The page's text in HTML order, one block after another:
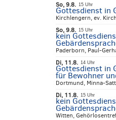
So, 9.8. 15 Uhr
Gottesdienst in
Kirchlengern, ev.
So, 9.8. 15 Uhr
kein
Paderborn, Paul-
Di, 11.8. 14 Uhr
Gottesdienst in
für Bewohner
Dortmund, Minna-
Di, 11.8. 15 Uhr
kein
Witten,